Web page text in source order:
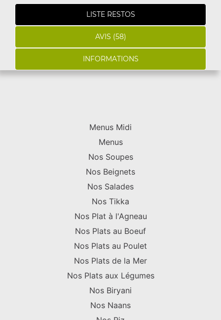
LISTE RESTOS
AVIS (58)
INFORMATIONS
Menus Midi
Menus
Nos Soupes
Nos Beignets
Nos Salades
Nos Tikka
Nos Plat à l'Agneau
Nos Plats au Boeuf
Nos Plats au Poulet
Nos Plats de la Mer
Nos Plats aux Légumes
Nos Biryani
Nos Naans